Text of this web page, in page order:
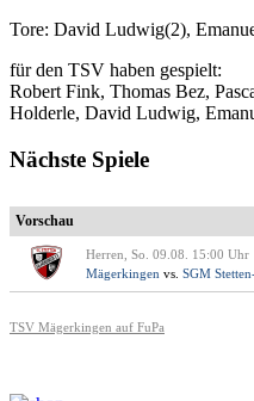
Tore: David Ludwig(2),
für den TSV haben gespielt:
Robert Fink, Thomas Bez,
Holderle, David Ludwig,
Nächste Spiele
Vorschau
Herren, So. 09.08. 15:00 Uhr
Mägerkingen vs. SGM Stetten-
TSV Mägerkingen auf FuPa